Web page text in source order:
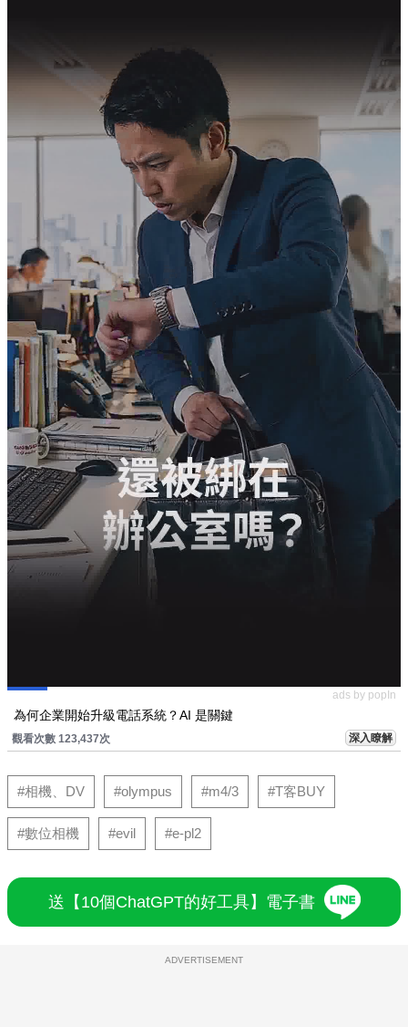
ads by popIn
為何企業開始升級電話系統？AI 是關鍵
觀看次數 123,437次 深入瞭解
#相機、DV #olympus #m4/3 #T客BUY
#數位相機 #evil #e-pl2
送【10個ChatGPT的好工具】電子書
ADVERTISEMENT